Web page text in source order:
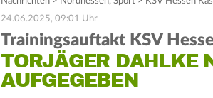
24.06.2025, 09:01 Uhr
Trainingsauftakt KSV
TORJÄGER DAHLKE
AUFGEGEBEN